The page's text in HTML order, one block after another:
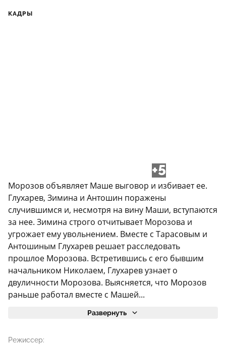
КАДРЫ
+5
Морозов объявляет Маше выговор и избивает ее.
Глухарев, Зимина и Антошин поражены
случившимся и, несмотря на вину Маши, вступаются
за нее. Зимина строго отчитывает Морозова и
угрожает ему увольнением. Вместе с Тарасовым и
Антошиным Глухарев решает расследовать
прошлое Морозова. Встретившись с его бывшим
начальником Николаем, Глухарев узнает о
двуличности Морозова. Выясняется, что Морозов
раньше работал вместе с Машей...
Развернуть
Режиссер: